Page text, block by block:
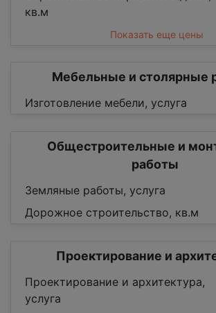
кв.м
Показать еще цены
Мебельные и столярные
Изготовление мебели, услуга
Общестроительные и
работы
Земляные работы, услуга
Дорожное строительство, кв.м
Проектирование и
Проектирование и архитектура,
услуга